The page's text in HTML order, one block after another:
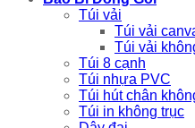
Túi vải
Túi vải
Túi vải
Túi 8 cạnh
Túi nhựa PVC
Túi hút chân
Túi in không trục